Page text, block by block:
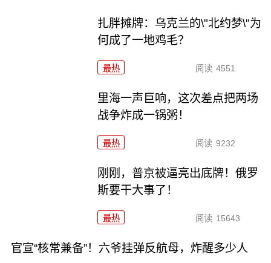
扎胖摊牌：乌克兰的\"北约梦\"为
何成了一地鸡毛？
最热 阅读 4551
里海一声巨响，这次差点把两场
战争炸成一锅粥！
最热 阅读 9232
刚刚，普京被逼亮出底牌！俄罗
斯要干大事了！
最热 阅读 15643
官宣“核常兼备”！六爷挂弹反航母，炸醒多少人